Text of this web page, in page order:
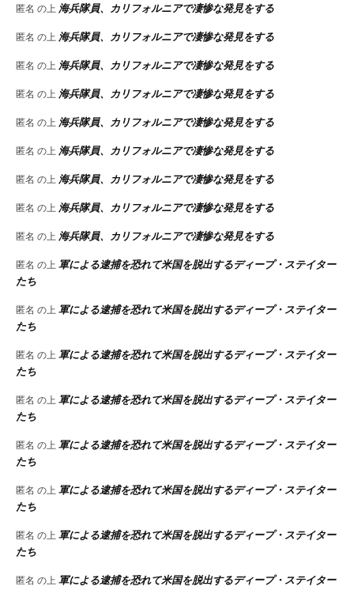
匿名 の上 海兵隊員、カリフォルニアで凄惨な発見をする
匿名 の上 海兵隊員、カリフォルニアで凄惨な発見をする
匿名 の上 海兵隊員、カリフォルニアで凄惨な発見をする
匿名 の上 海兵隊員、カリフォルニアで凄惨な発見をする
匿名 の上 海兵隊員、カリフォルニアで凄惨な発見をする
匿名 の上 海兵隊員、カリフォルニアで凄惨な発見をする
匿名 の上 海兵隊員、カリフォルニアで凄惨な発見をする
匿名 の上 海兵隊員、カリフォルニアで凄惨な発見をする
匿名 の上 海兵隊員、カリフォルニアで凄惨な発見をする
匿名 の上軍による逮捕を恐れて米国を脱出するディープ・ステイター
たち
匿名 の上軍による逮捕を恐れて米国を脱出するディープ・ステイター
たち
匿名 の上軍による逮捕を恐れて米国を脱出するディープ・ステイター
たち
匿名 の上軍による逮捕を恐れて米国を脱出するディープ・ステイター
たち
匿名 の上軍による逮捕を恐れて米国を脱出するディープ・ステイター
たち
匿名 の上軍による逮捕を恐れて米国を脱出するディープ・ステイター
たち
匿名 の上軍による逮捕を恐れて米国を脱出するディープ・ステイター
たち
匿名 の上軍による逮捕を恐れて米国を脱出するディープ・ステイター